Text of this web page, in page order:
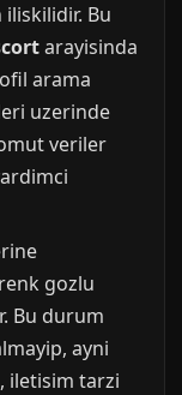
Bu
arayisinda
arama
uzerinde
veriler
gozlu
Bu durum
ayni
iletisim tarzi